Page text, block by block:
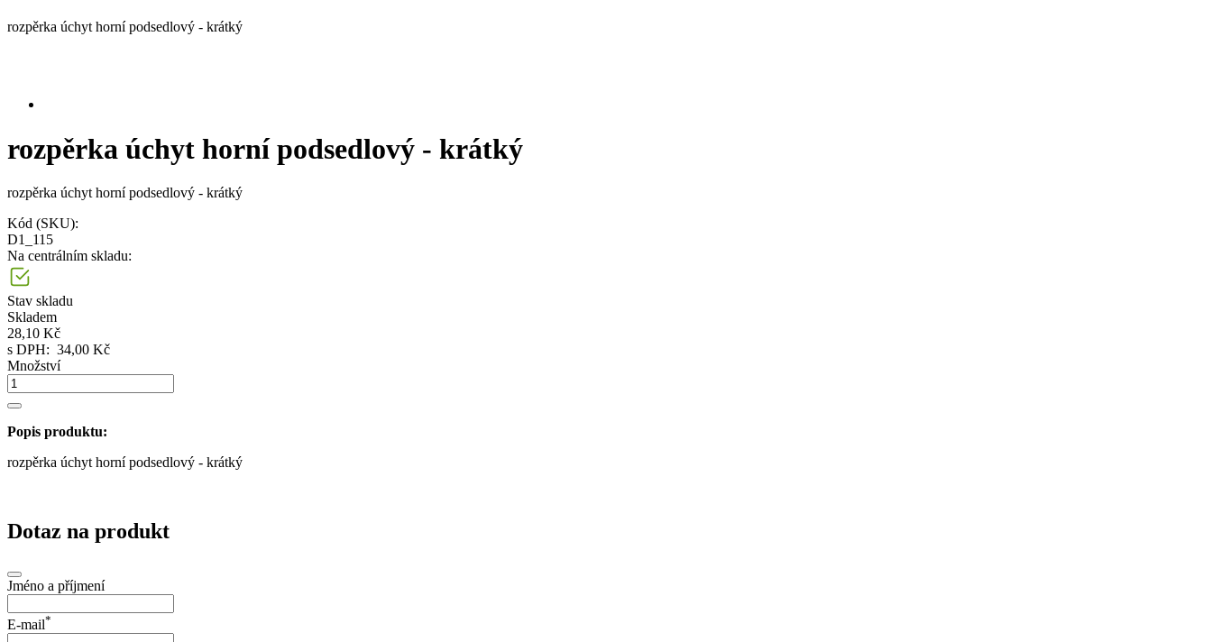
rozpěrka úchyt horní podsedlový - krátký
rozpěrka úchyt horní podsedlový - krátký
rozpěrka úchyt horní podsedlový - krátký
Kód (SKU):
D1_115
Na centrálním skladu:
Stav skladu
Skladem
28,10 Kč
s DPH: 34,00 Kč
Množství
Popis produktu:
rozpěrka úchyt horní podsedlový - krátký
Dotaz na produkt
Jméno a příjmení
E-mail*